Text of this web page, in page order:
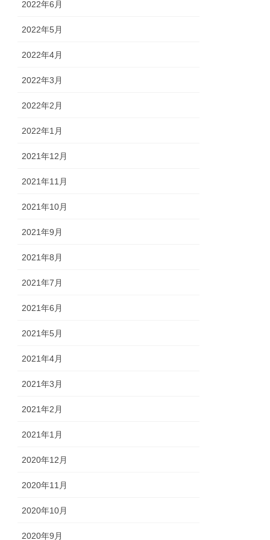
2022年6月
2022年5月
2022年4月
2022年3月
2022年2月
2022年1月
2021年12月
2021年11月
2021年10月
2021年9月
2021年8月
2021年7月
2021年6月
2021年5月
2021年4月
2021年3月
2021年2月
2021年1月
2020年12月
2020年11月
2020年10月
2020年9月